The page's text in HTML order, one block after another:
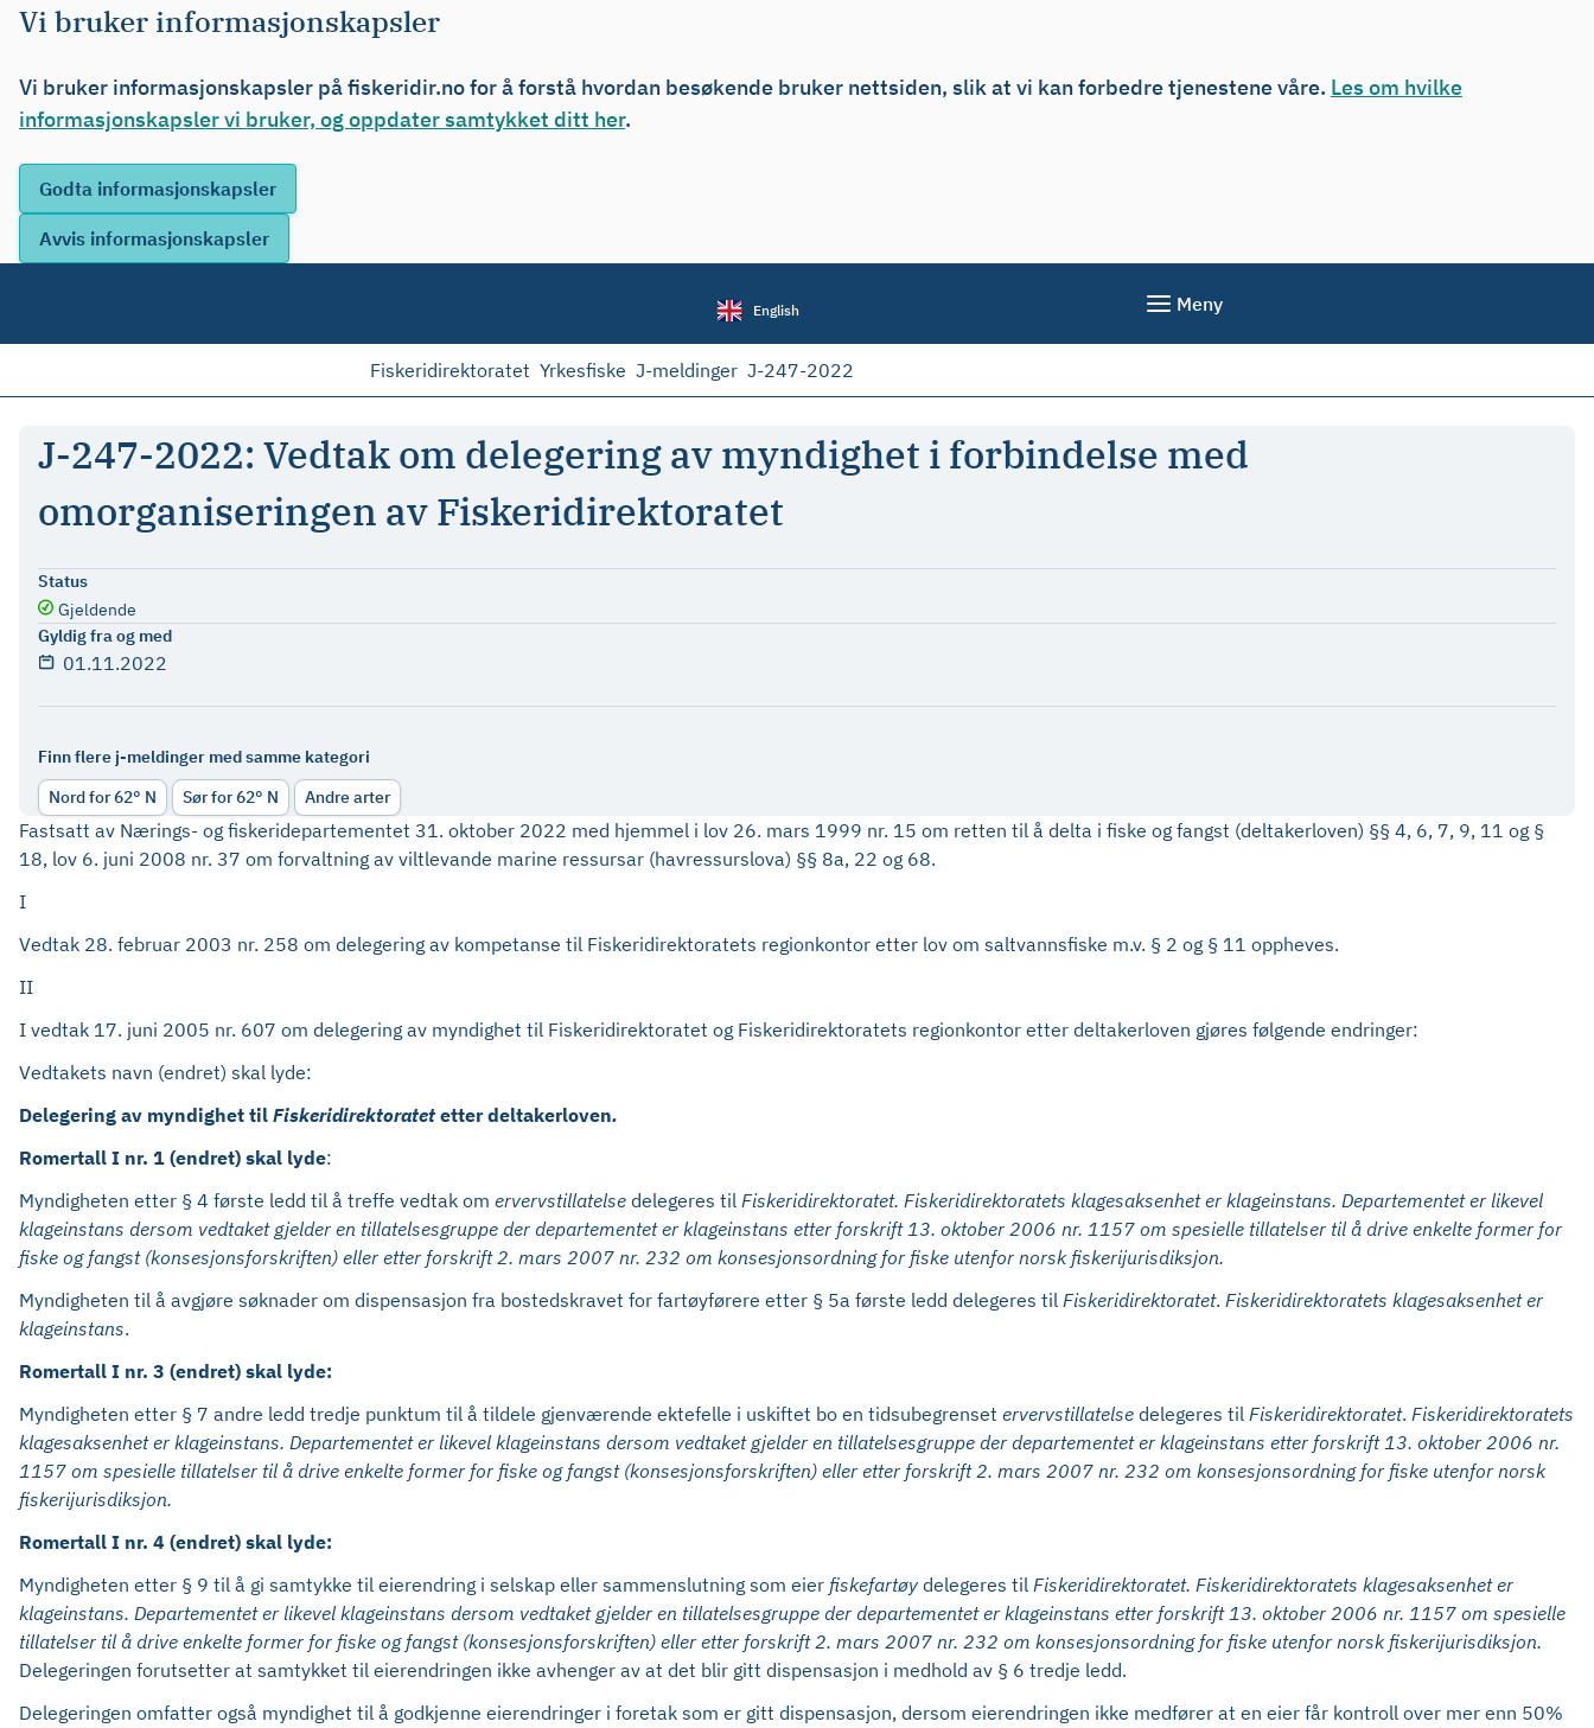
Vi bruker informasjonskapsler
Vi bruker informasjonskapsler på fiskeridir.no for å forstå hvordan besøkende bruker nettsiden, slik at vi kan forbedre tjenestene våre. Les om hvilke
informasjonskapsler vi bruker, og oppdater samtykket ditt her.
English Meny
Fiskeridirektoratet Yrkesfiske J-meldinger J-247-2022
J-247-2022: Vedtak om delegering av myndighet i forbindelse med
omorganiseringen av Fiskeridirektoratet
Status
Gjeldende
Gyldig fra og med
01.11.2022
Finn flere j-meldinger med samme kategori
Nord for 62° N
Sør for 62° N Andre arter
Fastsatt av Nærings- og fiskeridepartementet 31. oktober 2022 med hjemmel i lov 26. mars 1999 nr. 15 om retten til å delta i fiske og fangst (deltakerloven) §§ 4, 6, 7, 9, 11 og §
18, lov 6. juni 2008 nr. 37 om forvaltning av viltlevande marine ressursar (havressurslova) §§ 8a, 22 og 68.
I
Vedtak 28. februar 2003 nr. 258 om delegering av kompetanse til Fiskeridirektoratets regionkontor etter lov om saltvannsfiske m.v. § 2 og § 11 oppheves.
II
I vedtak 17. juni 2005 nr. 607 om delegering av myndighet til Fiskeridirektoratet og Fiskeridirektoratets regionkontor etter deltakerloven gjøres følgende endringer:
Vedtakets navn (endret) skal lyde:
Delegering av myndighet til Fiskeridirektoratet etter deltakerloven.
Romertall I nr. 1 (endret) skal lyde:
Myndigheten etter § 4 første ledd til å treffe vedtak om ervervstillatelse delegeres til Fiskeridirektoratet. Fiskeridirektoratets klagesaksenhet er klageinstans. Departementet er likevel
klageinstans dersom vedtaket gjelder en tillatelsesgruppe der departementet er klageinstans etter forskrift 13. oktober 2006 nr. 1157 om spesielle tillatelser til å drive enkelte former for
fiske og fangst (konsesjonsforskriften) eller etter forskrift 2. mars 2007 nr. 232 om konsesjonsordning for fiske utenfor norsk fiskerijurisdiksjon.
Myndigheten til å avgjøre søknader om dispensasjon fra bostedskravet for fartøyførere etter § 5a første ledd delegeres til Fiskeridirektoratet. Fiskeridirektoratets klagesaksenhet er
klageinstans.
Romertall I nr. 3 (endret) skal lyde:
Myndigheten etter § 7 andre ledd tredje punktum til å tildele gjenværende ektefelle i uskiftet bo en tidsubegrenset ervervstillatelse delegeres til Fiskeridirektoratet. Fiskeridirektoratets
klagesaksenhet er klageinstans. Departementet er likevel klageinstans dersom vedtaket gjelder en tillatelsesgruppe der departementet er klageinstans etter forskrift 13. oktober 2006 nr.
1157 om spesielle tillatelser til å drive enkelte former for fiske og fangst (konsesjonsforskriften) eller etter forskrift 2. mars 2007 nr. 232 om konsesjonsordning for fiske utenfor norsk
fiskerijurisdiksjon.
Romertall I nr. 4 (endret) skal lyde:
Myndigheten etter § 9 til å gi samtykke til eierendring i selskap eller sammenslutning som eier fiskefartøy delegeres til Fiskeridirektoratet. Fiskeridirektoratets klagesaksenhet er
klageinstans. Departementet er likevel klageinstans dersom vedtaket gjelder en tillatelsesgruppe der departementet er klageinstans etter forskrift 13. oktober 2006 nr. 1157 om spesielle
tillatelser til å drive enkelte former for fiske og fangst (konsesjonsforskriften) eller etter forskrift 2. mars 2007 nr. 232 om konsesjonsordning for fiske utenfor norsk fiskerijurisdiksjon.
Delegeringen forutsetter at samtykket til eierendringen ikke avhenger av at det blir gitt dispensasjon i medhold av § 6 tredje ledd.
Delegeringen omfatter også myndighet til å godkjenne eierendringer i foretak som er gitt dispensasjon, dersom eierendringen ikke medfører at en eier får kontroll over mer enn 50%